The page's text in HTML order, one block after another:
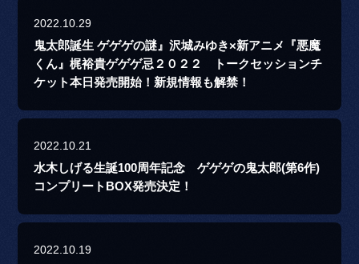
2022.10.29
鬼太郎誕生 ゲゲゲの謎』沢城みゆき×新アニメ『悪魔
くん』梶裕貴ゲゲゲ忌２０２２ トークセッションチ
ケット本日発売開始！新規情報も解禁！
2022.10.21
水木しげる生誕100周年記念 ゲゲゲの鬼太郎(第6作)
コンプリートBOX発売決定！
2022.10.19